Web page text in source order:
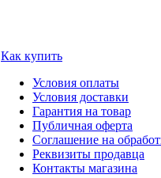
Как купить
Условия оплаты
Условия доставки
Гарантия на товар
Публичная оферта
Соглашение на
Реквизиты продавца
Контакты магазина